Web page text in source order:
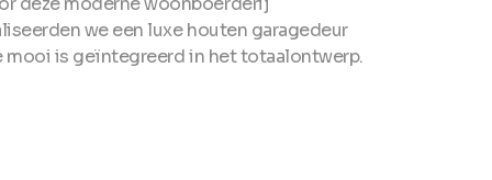
we een luxe houten garagedeur
mooi is geïntegreerd in het totaalontwerp.